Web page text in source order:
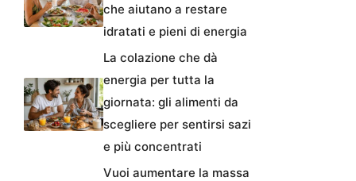
che aiutano a restare
idratati e pieni di energia
La colazione che dà
energia per tutta la
giornata: gli alimenti da
scegliere per sentirsi sazi
e più concentrati
Vuoi aumentare la massa